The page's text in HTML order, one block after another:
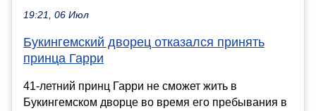
19:21, 06 Июл
Букингемский дворец отказался принять
принца Гарри
41-летний принц Гарри не сможет жить в
Букингемском дворце во время его пребывания в